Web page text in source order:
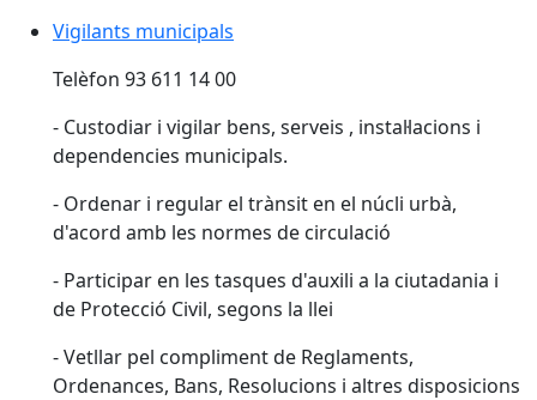
Vigilants municipals
Telèfon 93 611 14 00
- Custodiar i vigilar bens, serveis , instal·lacions i
dependencies municipals.
- Ordenar i regular el trànsit en el núcli urbà,
d'acord amb les normes de circulació
- Participar en les tasques d'auxili a la ciutadania i
de Protecció Civil, segons la llei
- Vetllar pel compliment de Reglaments,
Ordenances, Bans, Resolucions i altres disposicions